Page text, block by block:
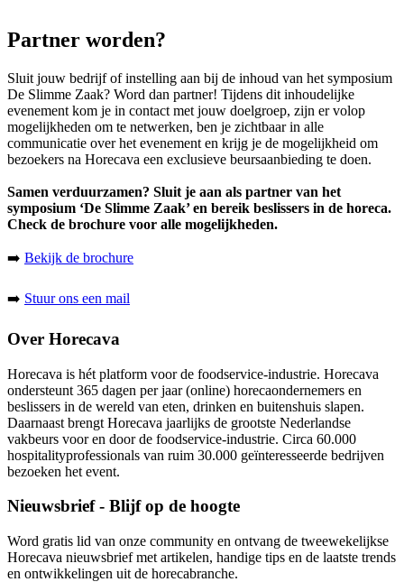
Partner worden?
Sluit jouw bedrijf of instelling aan bij de inhoud van het symposium
De Slimme Zaak? Word dan partner! Tijdens dit inhoudelijke
evenement kom je in contact met jouw doelgroep, zijn er volop
mogelijkheden om te netwerken, ben je zichtbaar in alle
communicatie over het evenement en krijg je de mogelijkheid om
bezoekers na Horecava een exclusieve beursaanbieding te doen.
Samen verduurzamen? Sluit je aan als partner van het
symposium ‘De Slimme Zaak’ en bereik beslissers in de horeca.
Check de brochure voor alle mogelijkheden.
➡️ Bekijk de brochure
➡️ Stuur ons een mail
Over Horecava
Horecava is hét platform voor de foodservice-industrie. Horecava
ondersteunt 365 dagen per jaar (online) horecaondernemers en
beslissers in de wereld van eten, drinken en buitenshuis slapen.
Daarnaast brengt Horecava jaarlijks de grootste Nederlandse
vakbeurs voor en door de foodservice-industrie. Circa 60.000
hospitalityprofessionals van ruim 30.000 geïnteresseerde bedrijven
bezoeken het event.
Nieuwsbrief - Blijf op de hoogte
Word gratis lid van onze community en ontvang de tweewekelijkse
Horecava nieuwsbrief met artikelen, handige tips en de laatste trends
en ontwikkelingen uit de horecabranche.